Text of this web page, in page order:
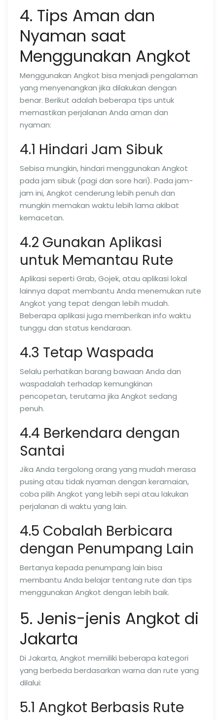
4. Tips Aman dan
Nyaman saat
Menggunakan Angkot
Menggunakan Angkot bisa menjadi pengalaman
yang menyenangkan jika dilakukan dengan
benar. Berikut adalah beberapa tips untuk
memastikan perjalanan Anda aman dan
nyaman:
4.1 Hindari Jam Sibuk
Sebisa mungkin, hindari menggunakan Angkot
pada jam sibuk (pagi dan sore hari). Pada jam-
jam ini, Angkot cenderung lebih penuh dan
mungkin memakan waktu lebih lama akibat
kemacetan.
4.2 Gunakan Aplikasi
untuk Memantau Rute
Aplikasi seperti Grab, Gojek, atau aplikasi lokal
lainnya dapat membantu Anda menemukan rute
Angkot yang tepat dengan lebih mudah.
Beberapa aplikasi juga memberikan info waktu
tunggu dan status kendaraan.
4.3 Tetap Waspada
Selalu perhatikan barang bawaan Anda dan
waspadalah terhadap kemungkinan
pencopetan, terutama jika Angkot sedang
penuh.
4.4 Berkendara dengan
Santai
Jika Anda tergolong orang yang mudah merasa
pusing atau tidak nyaman dengan keramaian,
coba pilih Angkot yang lebih sepi atau lakukan
perjalanan di waktu yang lain.
4.5 Cobalah Berbicara
dengan Penumpang Lain
Bertanya kepada penumpang lain bisa
membantu Anda belajar tentang rute dan tips
menggunakan Angkot dengan lebih baik.
5. Jenis-jenis Angkot di
Jakarta
Di Jakarta, Angkot memiliki beberapa kategori
yang berbeda berdasarkan warna dan rute yang
dilalui:
5.1 Angkot Berbasis Rute